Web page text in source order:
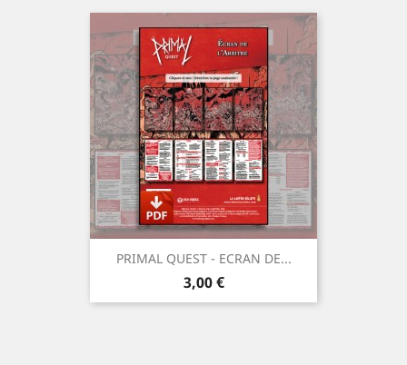
PRIMAL QUEST - ECRAN DE...
Prix
3,00 €